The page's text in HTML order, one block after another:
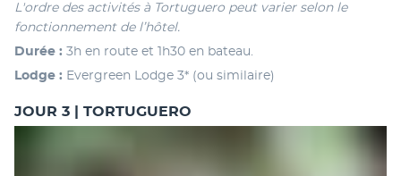
L'ordre des activités à Tortuguero peut varier selon le
fonctionnement de l’hôtel.
Durée : 3h en route et 1h30 en bateau.
Lodge : Evergreen Lodge 3* (ou similaire)
JOUR 3 | TORTUGUERO